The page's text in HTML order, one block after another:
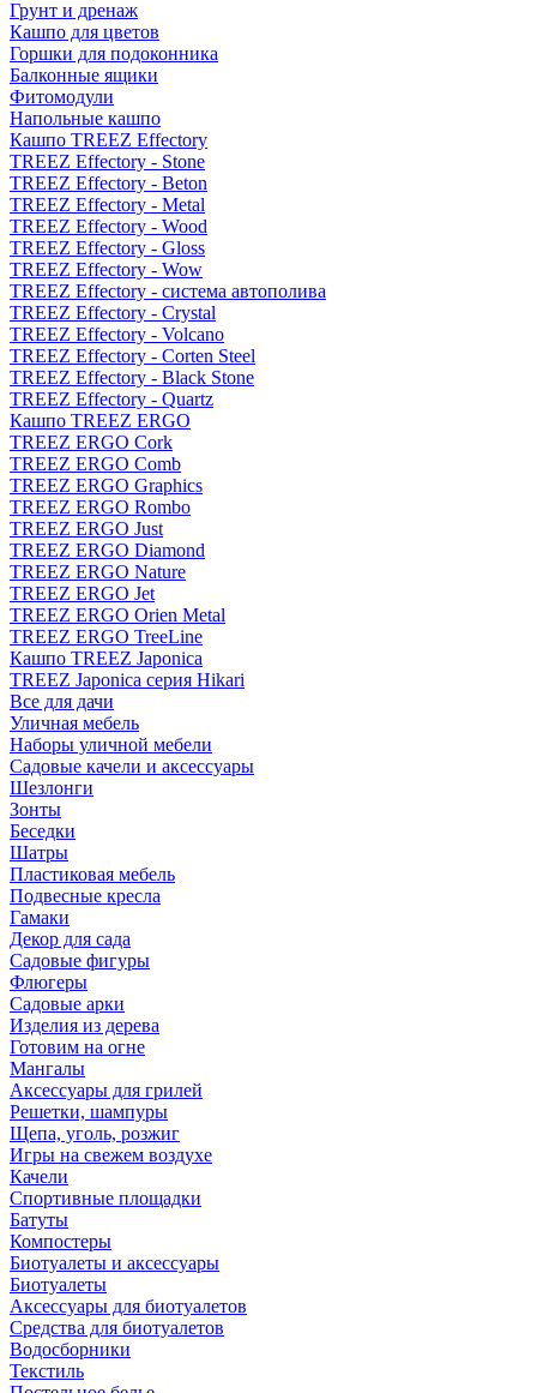
Грунт и дренаж
Кашпо для цветов
Горшки для подоконника
Балконные ящики
Фитомодули
Напольные кашпо
Кашпо TREEZ Effectory
TREEZ Effectory - Stone
TREEZ Effectory - Beton
TREEZ Effectory - Metal
TREEZ Effectory - Wood
TREEZ Effectory - Gloss
TREEZ Effectory - Wow
TREEZ Effectory - система автополива
TREEZ Effectory - Crystal
TREEZ Effectory - Volcano
TREEZ Effectory - Corten Steel
TREEZ Effectory - Black Stone
TREEZ Effectory - Quartz
Кашпо TREEZ ERGO
TREEZ ERGO Cork
TREEZ ERGO Comb
TREEZ ERGO Graphics
TREEZ ERGO Rombo
TREEZ ERGO Just
TREEZ ERGO Diamond
TREEZ ERGO Nature
TREEZ ERGO Jet
TREEZ ERGO Orien Metal
TREEZ ERGO TreeLine
Кашпо TREEZ Japonica
TREEZ Japonica серия Hikari
Все для дачи
Уличная мебель
Наборы уличной мебели
Садовые качели и аксессуары
Шезлонги
Зонты
Беседки
Шатры
Пластиковая мебель
Подвесные кресла
Гамаки
Декор для сада
Садовые фигуры
Флюгеры
Садовые арки
Изделия из дерева
Готовим на огне
Мангалы
Аксессуары для грилей
Решетки, шампуры
Щепа, уголь, розжиг
Игры на свежем воздухе
Качели
Спортивные площадки
Батуты
Компостеры
Биотуалеты и аксессуары
Биотуалеты
Аксессуары для биотуалетов
Средства для биотуалетов
Водосборники
Текстиль